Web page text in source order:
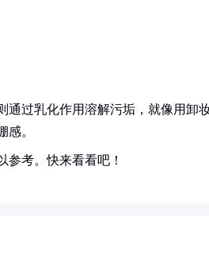
通过乳化作用溶解污垢，就像用卸
。
考。快来看看吧！